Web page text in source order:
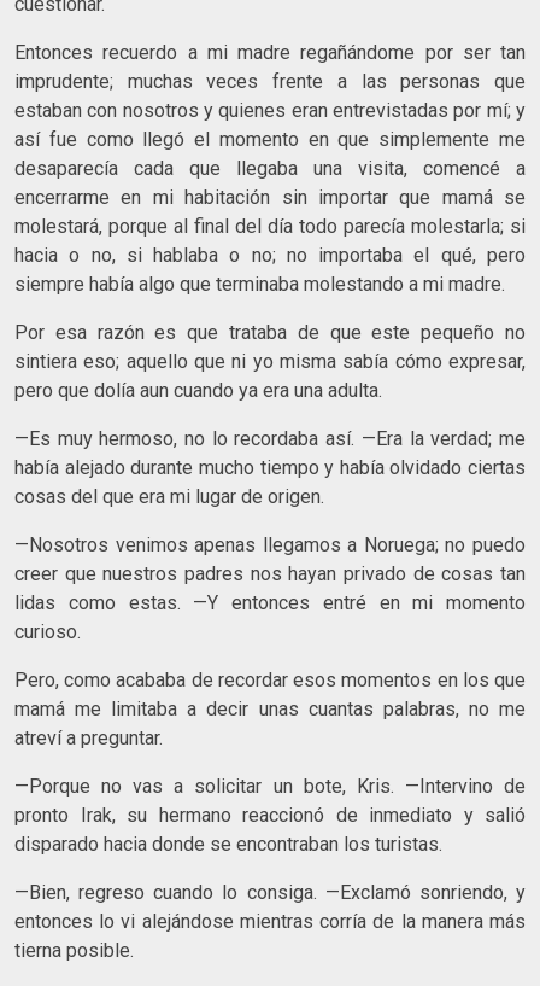
Entonces recuerdo a mi madre regañándome por ser tan
imprudente; muchas veces frente a las personas que
estaban con nosotros y quienes eran entrevistadas por mí; y
así fue como llegó el momento en que simplemente me
desaparecía cada que llegaba una visita, comencé a
encerrarme en mi habitación sin importar que mamá se
molestará, porque al final del día todo parecía molestarla; si
hacia o no, si hablaba o no; no importaba el qué, pero
siempre había algo que terminaba molestando a mi madre.
Por esa razón es que trataba de que este pequeño no
sintiera eso; aquello que ni yo misma sabía cómo expresar,
pero que dolía aun cuando ya era una adulta.
—Es muy hermoso, no lo recordaba así. —Era la verdad; me
había alejado durante mucho tiempo y había olvidado ciertas
cosas del que era mi lugar de origen.
—Nosotros venimos apenas llegamos a Noruega; no puedo
creer que nuestros padres nos hayan privado de cosas tan
lidas como estas. —Y entonces entré en mi momento
curioso.
Pero, como acababa de recordar esos momentos en los que
mamá me limitaba a decir unas cuantas palabras, no me
atreví a preguntar.
—Porque no vas a solicitar un bote, Kris. —Intervino de
pronto Irak, su hermano reaccionó de inmediato y salió
disparado hacia donde se encontraban los turistas.
—Bien, regreso cuando lo consiga. —Exclamó sonriendo, y
entonces lo vi alejándose mientras corría de la manera más
tierna posible.